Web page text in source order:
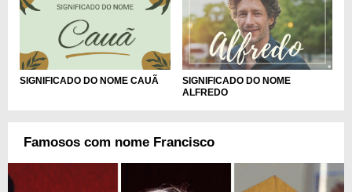
SIGNIFICADO DO NOME CAUÃ
SIGNIFICADO DO NOME
ALFREDO
Famosos com nome Francisco